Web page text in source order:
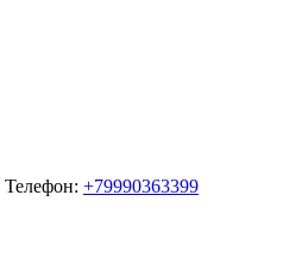
Телефон: +79990363399